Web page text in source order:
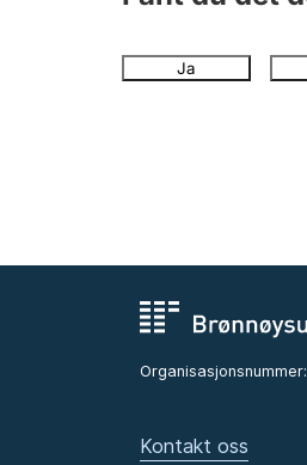
Ja
Organisasjonsnummer:
Kontakt oss